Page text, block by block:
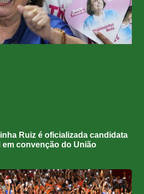
Ruiz é oficializada candidata
em convenção do União